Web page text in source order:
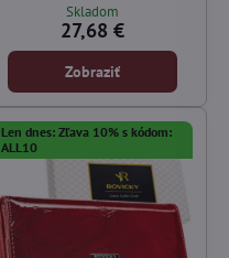
Skladom
27,68 €
Zobraziť
Len dnes: Zľava 10% s kódom:
ALL10